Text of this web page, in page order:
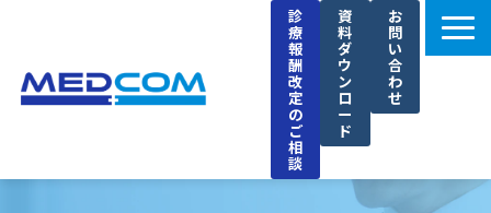
診
療
報
酬
改
定
の
ご
相
談
資
料
ダ
ウ
ン
ロ
ー
ド
お
問
い
合
わ
せ